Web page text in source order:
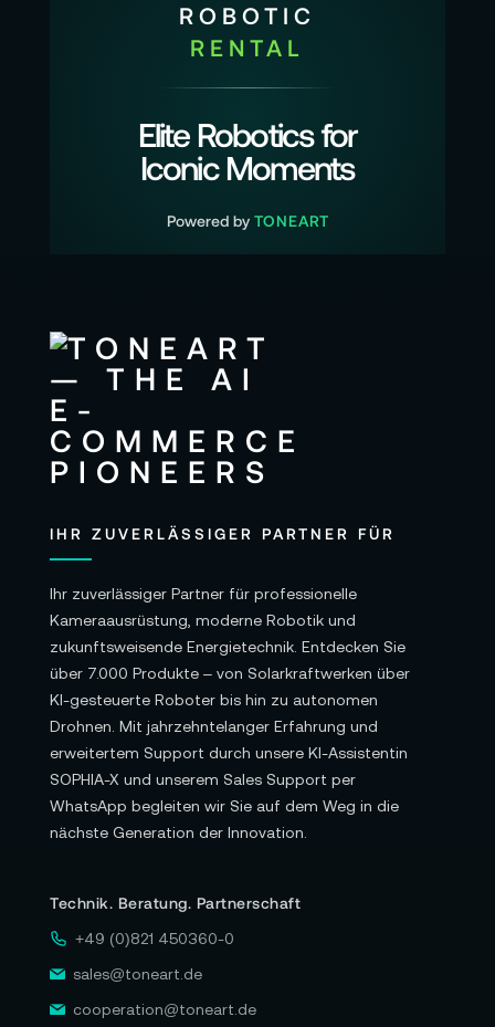
ROBOTIC
RENTAL
Elite Robotics for
Iconic Moments
Powered by TONEART
IHR ZUVERLÄSSIGER PARTNER FÜR
Ihr zuverlässiger Partner für professionelle
Kameraausrüstung, moderne Robotik und
zukunftsweisende Energietechnik. Entdecken Sie
über 7.000 Produkte – von Solarkraftwerken über
KI-gesteuerte Roboter bis hin zu autonomen
Drohnen. Mit jahrzehntelanger Erfahrung und
erweitertem Support durch unsere KI-Assistentin
SOPHIA-X und unserem Sales Support per
WhatsApp begleiten wir Sie auf dem Weg in die
nächste Generation der Innovation.
Technik. Beratung. Partnerschaft
+49 (0)821 450360-0
sales@toneart.de
cooperation@toneart.de